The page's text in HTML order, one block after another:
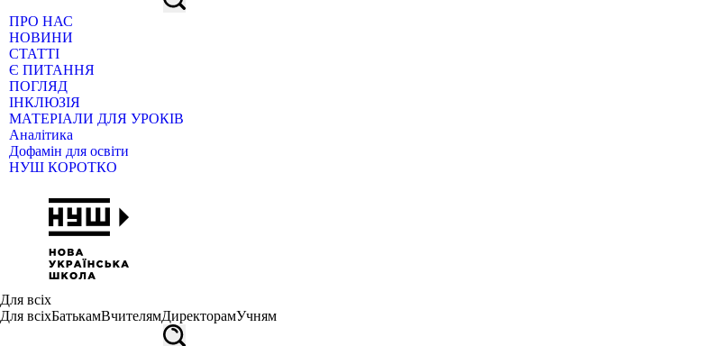
ПРО НАС
НОВИНИ
СТАТТІ
Є ПИТАННЯ
ПОГЛЯД
ІНКЛЮЗІЯ
МАТЕРІАЛИ ДЛЯ УРОКІВ
Аналітика
Дофамін для освіти
НУШ КОРОТКО
Для всіх
Для всіхБатькамВчителямДиректорамУчням